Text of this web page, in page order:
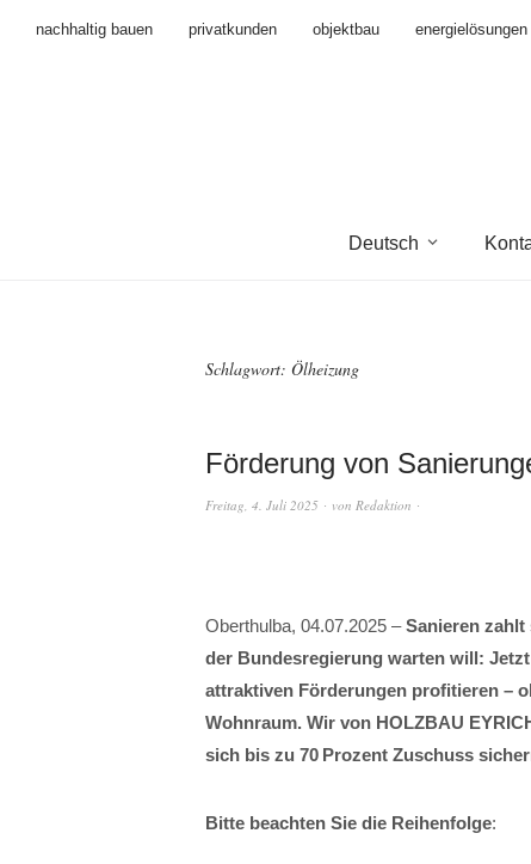
nachhaltig bauen privatkunden objektbau
energielösungen
Deutsch
Schlagwort: Ölheizung
Förderung von
Freitag, 4. Juli 2025 von Redaktion
Oberthulba, 04.07.2025 –Sanieren
der Bundesregierung warten will:
attraktiven Förderungen profitieren –
Wohnraum. Wir von HOLZBAU
sich bis zu 70 Prozent Zuschuss
Bitte beachten Sie die Reihenfolge: